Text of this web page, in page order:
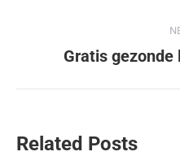
Gratis
Related Posts